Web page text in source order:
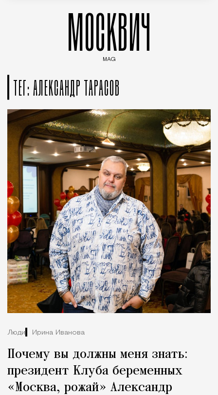
МОСКВИЧ
MAG
ТЕГ: АЛЕКСАНДР ТАРАСОВ
Люди Ирина Иванова
Почему вы должны меня знать:
президент Клуба беременных
«Москва, рожай» Александр